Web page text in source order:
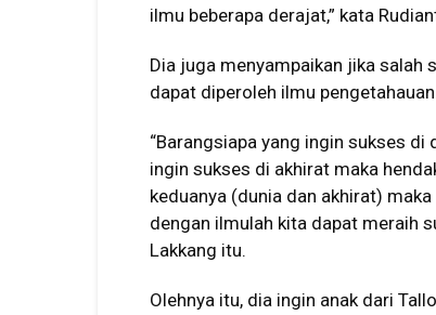
ilmu beberapa derajat,” kata
Dia juga menyampaikan jika salah
dapat diperoleh ilmu
“Barangsiapa yang ingin sukses
ingin sukses di akhirat maka
keduanya (dunia dan akhirat)
dengan ilmulah kita dapat meraih
Lakkang itu.
Olehnya itu, dia ingin anak dari